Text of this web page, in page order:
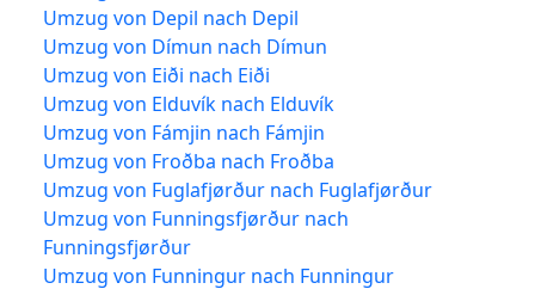
Umzug von Depil nach Depil
Umzug von Dímun nach Dímun
Umzug von Eiði nach Eiði
Umzug von Elduvík nach Elduvík
Umzug von Fámjin nach Fámjin
Umzug von Froðba nach Froðba
Umzug von Fuglafjørður nach Fuglafjørður
Umzug von Funningsfjørður nach
Funningsfjørður
Umzug von Funningur nach Funningur